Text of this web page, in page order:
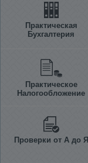
Практическая
Бухгалтерия
Практическое
Налогообложение
Проверки от А до Я